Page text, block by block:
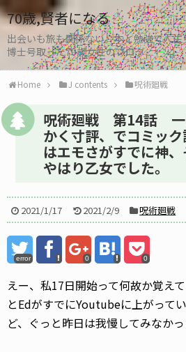
70歳,賢者になる
出会いも旅も関係ない。本と勉強で人
博士号取った70歳女性のブログ
Home J contents 呪術廻戦
呪術廻戦 第14話 一
かく寸評、でコミッ
はエモさがすでに神
やはり乙女でした。
2021/1/17 2021/2/9 呪術廻戦
error 0 0
えー、私17日開始って何故か覚え
とEdがすでにYoutubeに上がって
ど、ぐっと昨日は我慢してみなかっ